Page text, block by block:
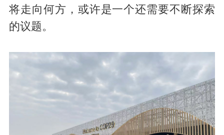
将走向何方，或许是一个还需要不断探索
的议题。